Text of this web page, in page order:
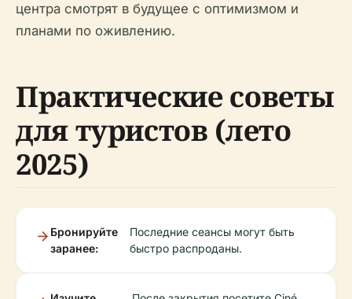
центра смотрят в будущее с оптимизмом и
планами по оживлению.
Практические советы
для туристов (лето
2025)
Бронируйте
заранее:
Последние сеансы могут быть
быстро распроданы.